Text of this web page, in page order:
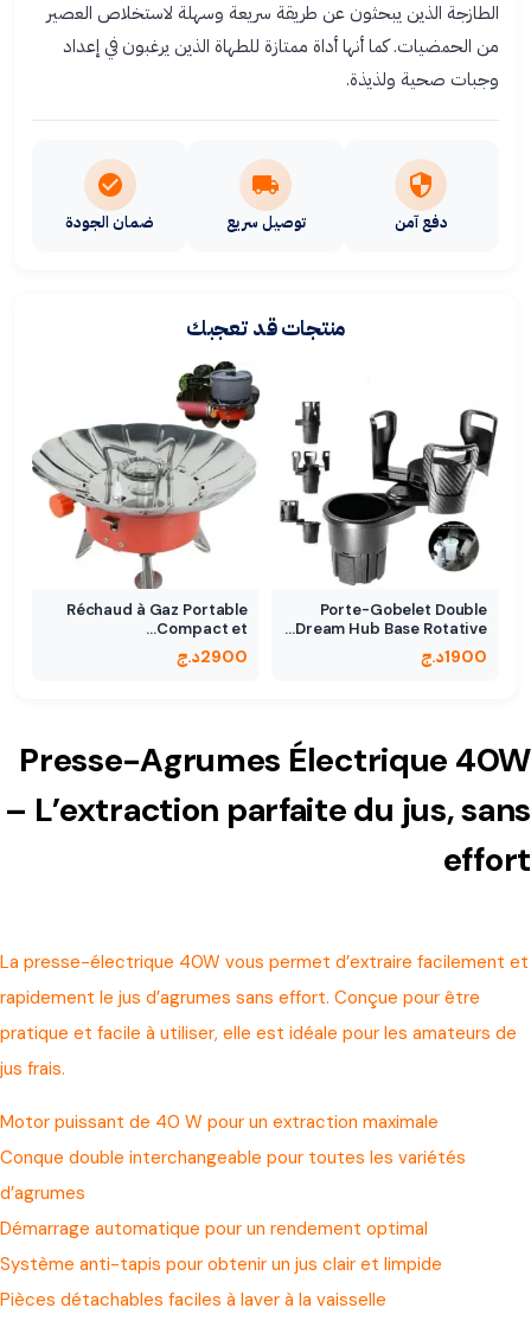
الطازجة الذين يبحثون عن طريقة سريعة وسهلة لاستخلاص العصير
من الحمضيات. كما أنها أداة ممتازة للطهاة الذين يرغبون في إعداد
وجبات صحية ولذيذة.
دفع آمن توصيل سريع ضمان الجودة
منتجات قد تعجبك
Porte-Gobelet Double
Dream Hub Base Rotative…
1900د.ج
Réchaud à Gaz Portable
Compact et…
2900د.ج
Presse-Agrumes Électrique 40W
– L’extraction parfaite du jus, sans
effort
La presse-électrique 40W vous permet d’extraire facilement et
rapidement le jus d’agrumes sans effort. Conçue pour être
pratique et facile à utiliser, elle est idéale pour les amateurs de
jus frais.
Motor puissant de 40 W pour un extraction maximale
Conque double interchangeable pour toutes les variétés
d’agrumes
Démarrage automatique pour un rendement optimal
Système anti-tapis pour obtenir un jus clair et limpide
Pièces détachables faciles à laver à la vaisselle